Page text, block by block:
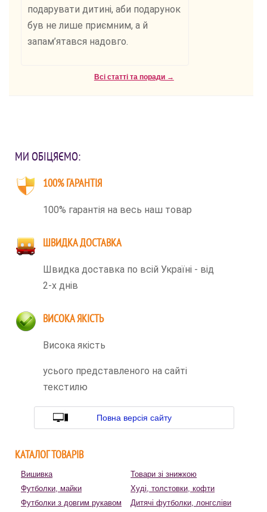
подарувати дитині, аби подарунок
був не лише приємним, а й
запам’ятався надовго.
Всі статті та поради →
МИ ОБІЦЯЄМО:
100% ГАРАНТІЯ
100% гарантія на весь наш товар
ШВИДКА ДОСТАВКА
Швидка доставка по всій Україні - від
2-х днів
ВИСОКА ЯКІСТЬ
Висока якість
усього представленого на сайті
текстилю
Повна версія сайту
КАТАЛОГ ТОВАРІВ
Вишивка
Товари зі знижкою
Футболки, майки
Худі, толстовки, кофти
Футболки з довгим рукавом
Дитячі футболки, лонгсліви